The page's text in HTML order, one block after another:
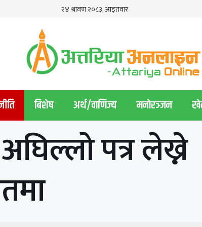
बिशेष अर्थ/वाणिज्य मनाेरञ्जन
पत्र लेख्ने